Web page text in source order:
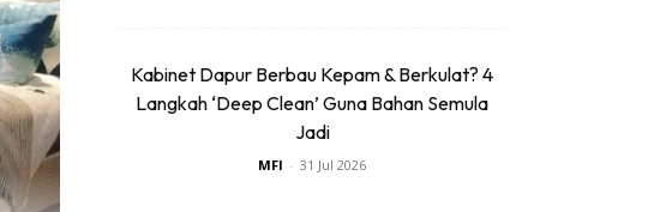
Kabinet Dapur Berbau Kepam & Berkulat? 4
Langkah ‘Deep Clean’ Guna Bahan Semula
Jadi
MFI - 31 Jul 2026